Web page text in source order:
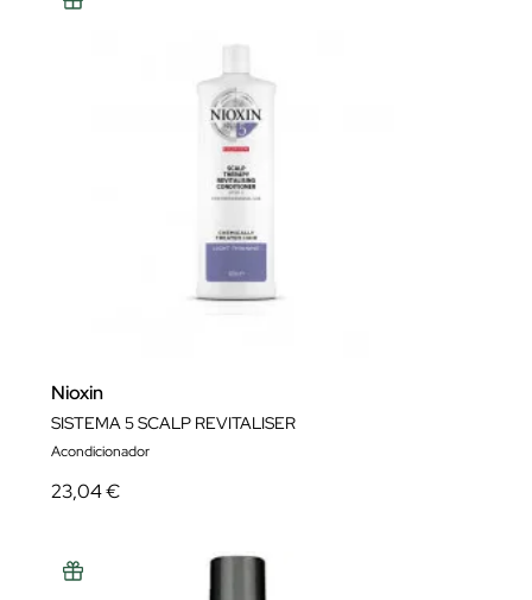
Nioxin
SISTEMA 5 SCALP REVITALISER
Acondicionador
23,04 €